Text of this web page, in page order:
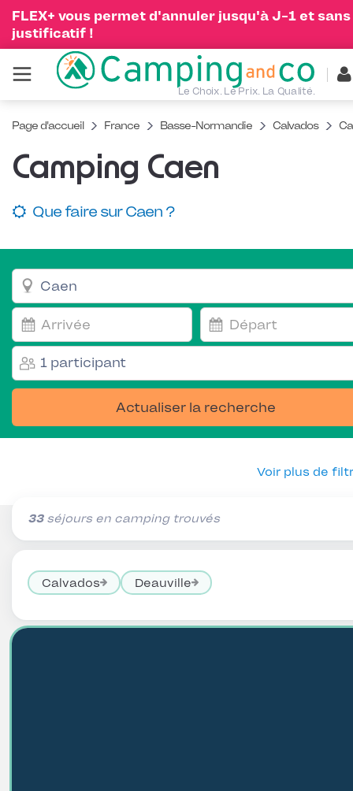
FLEX+ vous permet d'annuler jusqu'à J-1 et sans
justificatif !
Le Choix. Le Prix. La Qualité.
Page d'accueil France Basse-Normandie Calvados
Camping Caen
Que faire sur Caen ?
1 participant
Actualiser la recherche
Voir plus de
33séjours en camping trouvés
Calvados Deauville